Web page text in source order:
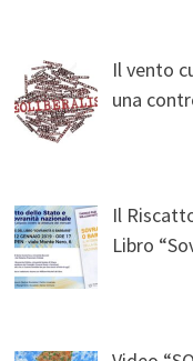
Il vento
una
Il
Libro